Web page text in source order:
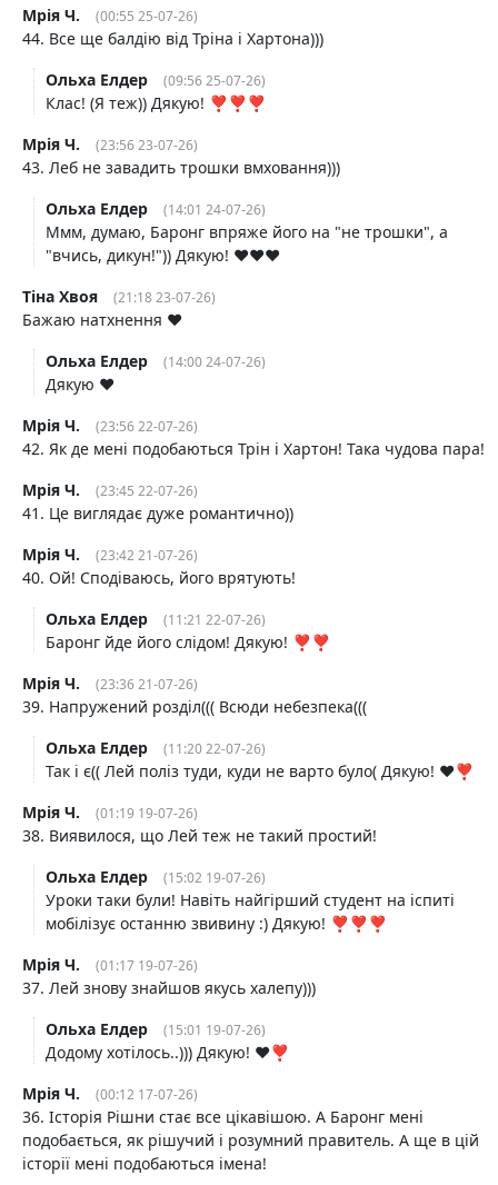
Мрія Ч. (00:55 25-07-26)
44. Все ще балдію від Тріна і Хартона)))
Ольха Елдер
(09:56 25-07-26)
Клас! (Я теж)) Дякую! ❣️❣️❣️
Мрія Ч.
(23:56 23-07-26)
43. Леб не завадить трошки вмховання)))
Ольха Елдер
(14:01 24-07-26)
Ммм, думаю, Баронг впряже його на "не трошки", а
"вчись, дикун!")) Дякую! ❤️❤️❤️
Тіна Хвоя
(21:18 23-07-26)
Бажаю натхнення ❤️
Ольха Елдер
(14:00 24-07-26)
Дякую ❤️
Мрія Ч.
(23:56 22-07-26)
42. Як де мені подобаються Трін і Хартон! Така чудова пара!
Мрія Ч.
(23:45 22-07-26)
41. Це виглядає дуже романтично))
Мрія Ч.
(23:42 21-07-26)
40. Ой! Сподіваюсь, його врятують!
Ольха Елдер
(11:21 22-07-26)
Баронг йде його слідом! Дякую! ❣️❣️
Мрія Ч.
(23:36 21-07-26)
39. Напружений розділ((( Всюди небезпека(((
Ольха Елдер
(11:20 22-07-26)
Так і є(( Лей поліз туди, куди не варто було( Дякую! ♥️❣️
Мрія Ч.
(01:19 19-07-26)
38. Виявилося, що Лей теж не такий простий!
Ольха Елдер
(15:02 19-07-26)
Уроки таки були! Навіть найгірший студент на іспиті
мобілізує останню звивину :) Дякую! ❣️❣️❣️
Мрія Ч.
(01:17 19-07-26)
37. Лей знову знайшов якусь халепу)))
Ольха Елдер
(15:01 19-07-26)
Додому хотілось..))) Дякую! ♥️❣️
Мрія Ч.
(00:12 17-07-26)
36. Історія Рішни стає все цікавішою. А Баронг мені
подобається, як рішучий і розумний правитель. А ще в цій
історії мені подобаються імена!